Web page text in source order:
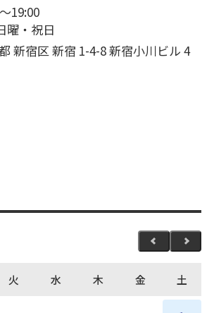
19:00
曜・祝日
新宿区 新宿 1-4-8 新宿小川ビル 4
火 水 木 金 土